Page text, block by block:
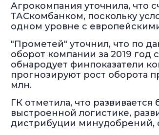
Агрокомпания уточнила, что
ТАСкомбанком, поскольку
одном уровне с
"Прометей" уточнил, что по
оборот компании за 2019 год
обнародует финпоказатели
прогнозируют рост оборота
млн.
ГК отметила, что
выстроенной логистике,
дистрибуции минудобрений,